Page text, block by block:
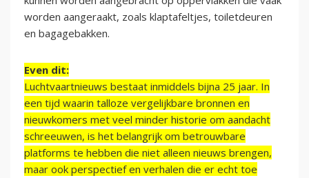
worden aangeraakt, zoals klaptafeltjes, toiletdeuren
en bagagebakken.
Even dit:
Luchtvaartnieuws bestaat inmiddels bijna 25 jaar. In
een tijd waarin talloze vergelijkbare bronnen en
nieuwkomers met veel minder historie om aandacht
schreeuwen, is het belangrijk om betrouwbare
platforms te hebben die niet alleen nieuws brengen,
maar ook perspectief en verhalen die er echt toe